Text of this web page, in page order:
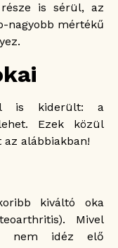
is sérül, az
nagyobb mértékű
is kiderült: a
Ezek közül
alábbiakban!
kiváltó oka
Mivel
nem idéz elő